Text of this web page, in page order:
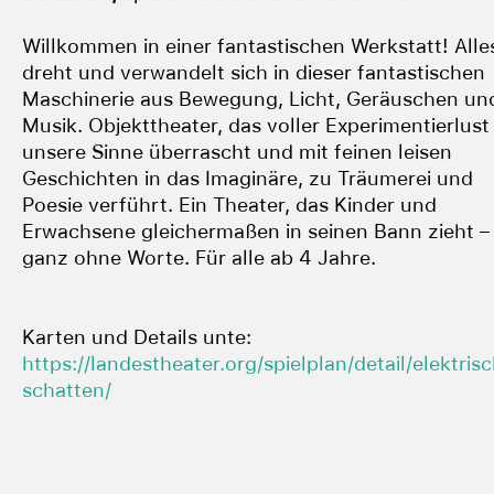
Willkommen in einer fantastischen Werkstatt!
dreht und verwandelt sich in dieser fantastischen
Maschinerie aus Bewegung, Licht, Geräuschen
Musik. Objekttheater, das voller Experimentierlust
unsere Sinne überrascht und mit feinen leisen
Geschichten in das Imaginäre, zu Träumerei und
Poesie verführt. Ein Theater, das Kinder und
Erwachsene gleichermaßen in seinen Bann zieht –
ganz ohne Worte. Für alle ab 4 Jahre.
Karten und Details unte:
https://landestheater.org/spielplan/detail/
schatten/